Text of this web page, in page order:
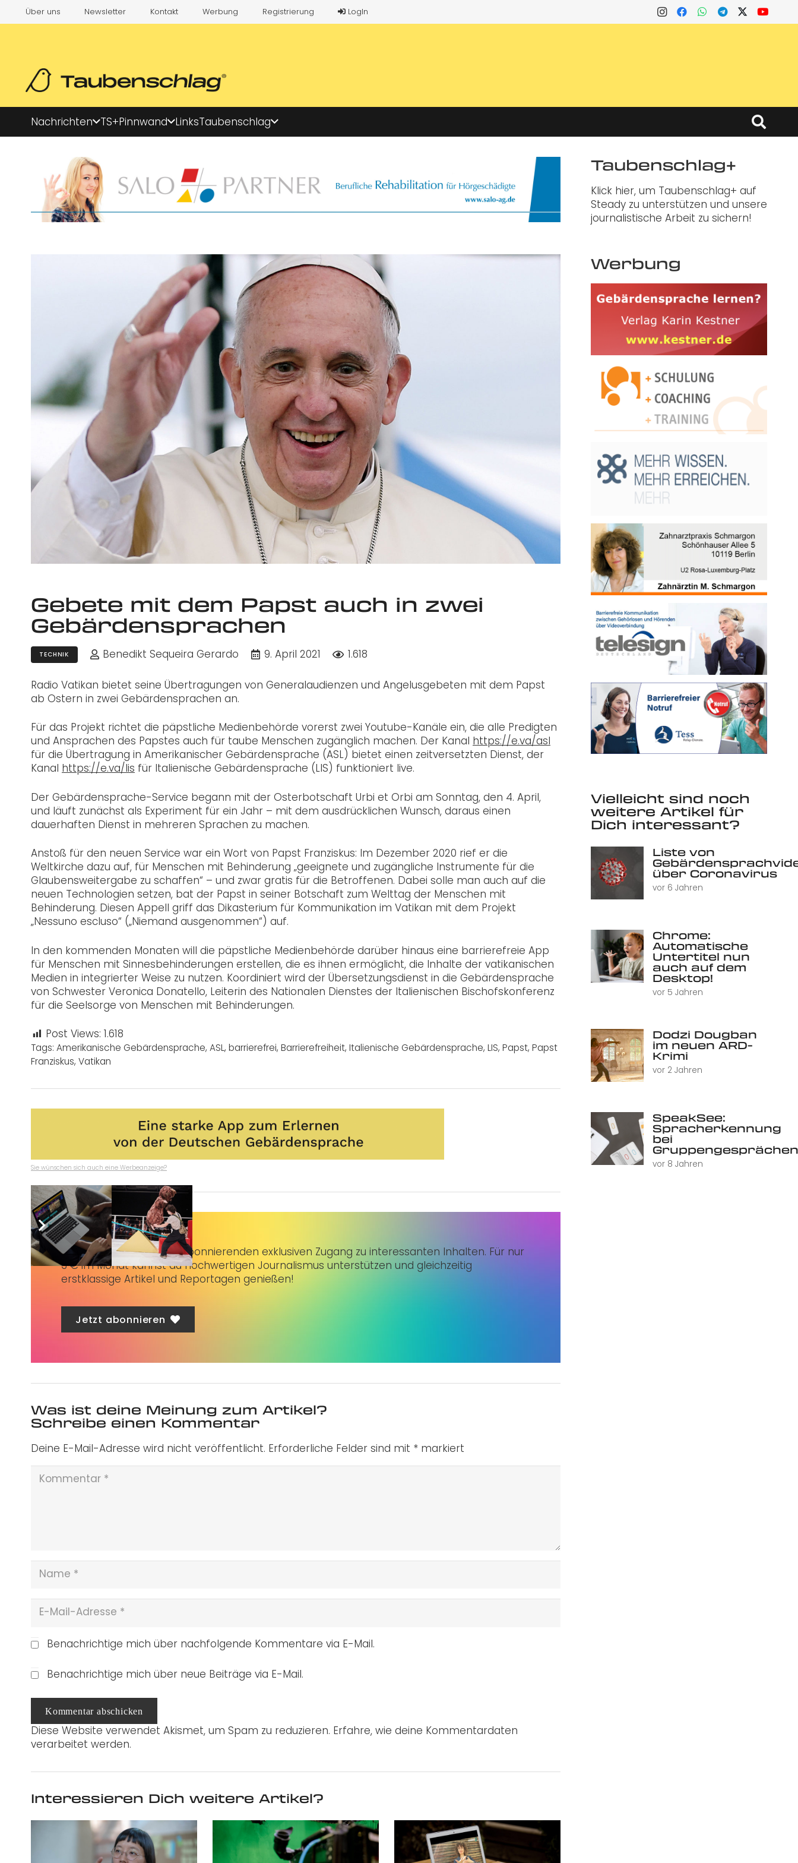
Über uns Newsletter Kontakt Werbung Registrierung LogIn
Nachrichten TS+Pinnwand LinksTaubenschlag
Gebete mit dem Papst auch in zwei
Gebärdensprachen
TECHNIK Benedikt Sequeira Gerardo 9. April 2021 1.618
Radio Vatikan bietet seine Übertragungen von Generalaudienzen und Angelusgebeten mit dem Papst
ab Ostern in zwei Gebärdensprachen an.
Für das Projekt richtet die päpstliche Medienbehörde vorerst zwei Youtube-Kanäle ein, die alle Predigten
und Ansprachen des Papstes auch für taube Menschen zugänglich machen. Der Kanal https://e.va/asl
für die Übertragung in Amerikanischer Gebärdensprache (ASL) bietet einen zeitversetzten Dienst, der
Kanal https://e.va/lis für Italienische Gebärdensprache (LIS) funktioniert live.
Der Gebärdensprache-Service begann mit der Osterbotschaft Urbi et Orbi am Sonntag, den 4. April,
und läuft zunächst als Experiment für ein Jahr – mit dem ausdrücklichen Wunsch, daraus einen
dauerhaften Dienst in mehreren Sprachen zu machen.
Anstoß für den neuen Service war ein Wort von Papst Franziskus: Im Dezember 2020 rief er die
Weltkirche dazu auf, für Menschen mit Behinderung „geeignete und zugängliche Instrumente für die
Glaubensweitergabe zu schaffen“ – und zwar gratis für die Betroffenen. Dabei solle man auch auf die
neuen Technologien setzen, bat der Papst in seiner Botschaft zum Welttag der Menschen mit
Behinderung. Diesen Appell griff das Dikasterium für Kommunikation im Vatikan mit dem Projekt
„Nessuno escluso“ („Niemand ausgenommen“) auf.
In den kommenden Monaten will die päpstliche Medienbehörde darüber hinaus eine barrierefreie App
für Menschen mit Sinnesbehinderungen erstellen, die es ihnen ermöglicht, die Inhalte der vatikanischen
Medien in integrierter Weise zu nutzen. Koordiniert wird der Übersetzungsdienst in die Gebärdensprache
von Schwester Veronica Donatello, Leiterin des Nationalen Dienstes der Italienischen Bischofskonferenz
für die Seelsorge von Menschen mit Behinderungen.
Post Views: 1.618
Tags: Amerikanische Gebärdensprache, ASL, barrierefrei, Barrierefreiheit, Italienische Gebärdensprache, LIS, Papst, Papst
Franziskus, Vatikan
Sie wünschen sich auch eine Werbeanzeige?
Taubenschlag+bietet Abonnierenden exklusiven Zugang zu interessanten Inhalten. Für nur
3 € im Monat kannst du hochwertigen Journalismus unterstützen und gleichzeitig
erstklassige Artikel und Reportagen genießen!
Jetzt abonnieren
Was ist deine Meinung zum Artikel?
Schreibe einen Kommentar
Deine E-Mail-Adresse wird nicht veröffentlicht. Erforderliche Felder sind mit * markiert
Benachrichtige mich über nachfolgende Kommentare via E-Mail.
Benachrichtige mich über neue Beiträge via E-Mail.
Kommentar abschicken
Diese Website verwendet Akismet, um Spam zu reduzieren. Erfahre, wie deine Kommentardaten
verarbeitet werden.
Interessieren Dich weitere Artikel?
Taubenschlag+
Klick hier, um Taubenschlag+ auf
Steady zu unterstützen und unsere
journalistische Arbeit zu sichern!
Werbung
Vielleicht sind noch
weitere Artikel für
Dich interessant?
Liste von
über Coronavirus
vor 6 Jahren
Chrome:
Automatische
Untertitel nun
auch auf dem
Desktop!
vor 5 Jahren
Dodzi Dougban
im neuen ARD-
Krimi
vor 2 Jahren
SpeakSee:
Spracherkennung
bei
Gruppengesprächen
vor 8 Jahren